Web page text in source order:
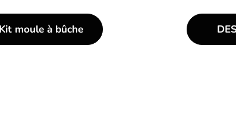
Kit moule à bûche